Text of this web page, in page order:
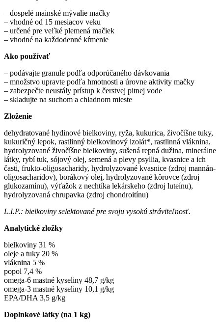
– dospelé mainské mývalie mačky
– vhodné od 15 mesiacov veku
– určené pre veľké plemená mačiek
– vhodné na každodenné kŕmenie
Ako používať
– podávajte granule podľa odporúčaného dávkovania
– množstvo upravte podľa hmotnosti a úrovne aktivity mačky
– zabezpečte neustály prístup k čerstvej pitnej vode
– skladujte na suchom a chladnom mieste
Zloženie
dehydratované hydinové bielkoviny, ryža, kukurica, živočíšne tuky,
kukuričný lepok, rastlinný bielkovinový izolát*, rastlinná vláknina,
hydrolyzované živočíšne bielkoviny, sušená repná dužina, minerálne
látky, rybí tuk, sójový olej, semená a plevy psyllia, kvasnice a ich
časti, frukto-oligosacharidy, hydrolyzované kvasnice (zdroj mannán-
oligosacharidov), borákový olej, hydrolyzované kôrovce (zdroj
glukozamínu), výťažok z nechtíka lekárskeho (zdroj luteínu),
hydrolyzovaná chrupavka (zdroj chondroitínu)
L.I.P.: bielkoviny selektované pre svoju vysokú stráviteľnosť.
Analytické zložky
bielkoviny 31 %
oleje a tuky 20 %
vláknina 5 %
popol 7,4 %
omega-6 mastné kyseliny 48,7 g/kg
omega-3 mastné kyseliny 10,1 g/kg
EPA/DHA 3,5 g/kg
Doplnkové látky (na 1 kg)